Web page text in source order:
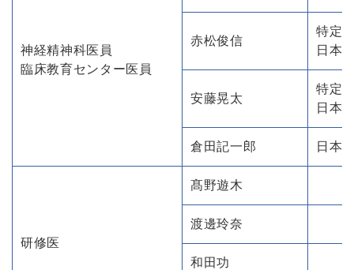
神経精神科医員
臨床教育センター医員
赤松俊信
特定
日本
安藤晃太
特定
日本
倉田記一郎 日本
研修医
髙野遊木
渡邊玲奈
和田功